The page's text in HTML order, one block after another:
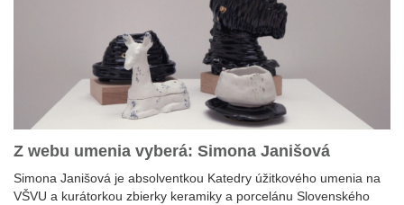
Z webu umenia vyberá: Simona Janišová
Simona Janišová je absolventkou Katedry úžitkového umenia na
VŠVU a kurátorkou zbierky keramiky a porcelánu Slovenského